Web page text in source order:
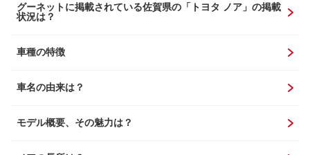
グーネットに掲載されている佐賀県の「トヨタ ノア」の掲載
状況は？
車種の特徴
車名の由来は？
モデル概要、その魅力は？